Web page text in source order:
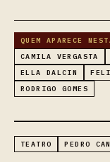
QUEM APARECE
CAMILA VERGASTA
ELLA DALCIN
RODRIGO GOMES
TEATRO PEDRO